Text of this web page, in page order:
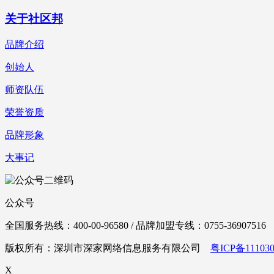
关于社区邦
品牌介绍
创始人
师资队伍
荣誉资质
品牌形象
大事记
公众号
全国服务热线：400-00-96580 / 品牌加盟专线：0755-36907516
版权所有：深圳市深家网络信息服务有限公司 粤ICP备
X